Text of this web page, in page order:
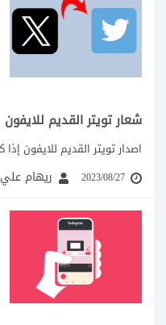
شعار تويتر القديم للايفون
2023/08/27 ريهام علي